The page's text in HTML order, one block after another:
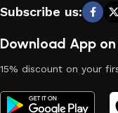
Subscribe us:
Download App
15% discount on your